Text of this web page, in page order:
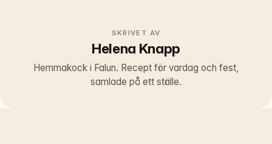
SKRIVET AV
Helena Knapp
Hemmakock i Falun. Recept för vardag och fest,
samlade på ett ställe.